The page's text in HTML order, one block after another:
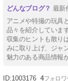
最新
アニメや特撮の玩具
品々を紹介していま
収集のヒントも散り
みに取り上げ、ジャ
魅力のある商品情報
1003176 4